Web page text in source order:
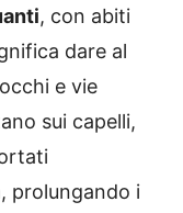
, con abiti
dare al
e vie
sui capelli,
prolungando i